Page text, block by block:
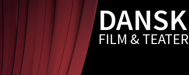
DANSK
FILM & TEATER